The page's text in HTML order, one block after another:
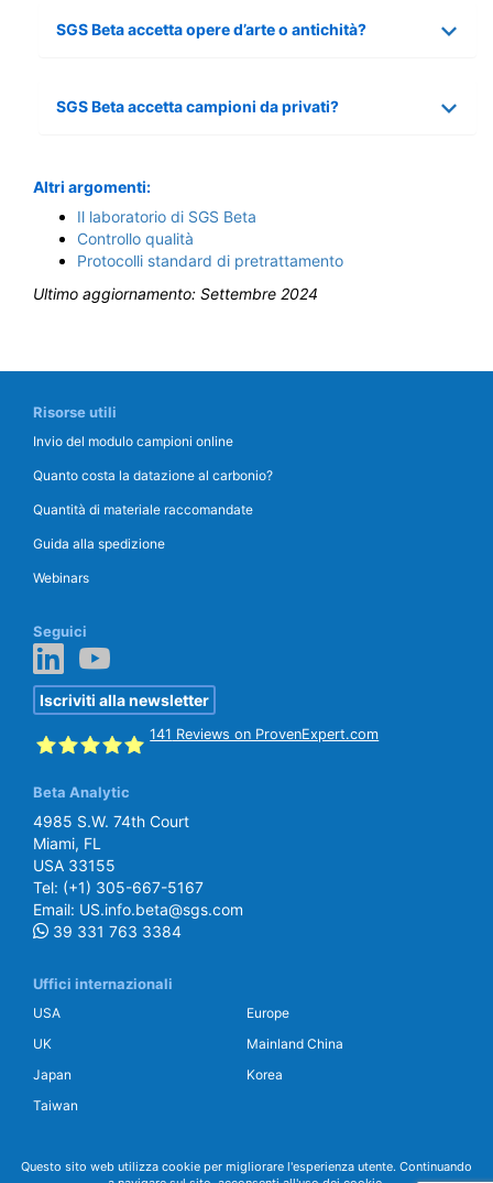
SGS Beta accetta opere d’arte o antichità?
SGS Beta accetta campioni da privati?
Altri argomenti:
Il laboratorio di SGS Beta
Controllo qualità
Protocolli standard di pretrattamento
Ultimo aggiornamento: Settembre 2024
Risorse utili
Invio del modulo campioni online
Quanto costa la datazione al carbonio?
Quantità di materiale raccomandate
Guida alla spedizione
Webinars
Seguici
Iscriviti alla newsletter
SGS Beta
141 Reviews on ProvenExpert.com
Beta Analytic
4985 S.W. 74th Court
Miami, FL
USA 33155
Tel: (+1) 305-667-5167
Email: US.info.beta@sgs.com
39 331 763 3384
Uffici internazionali
USA
Europe
UK
Mainland China
Japan
Korea
Taiwan
Questo sito web utilizza cookie per migliorare l'esperienza utente. Continuando